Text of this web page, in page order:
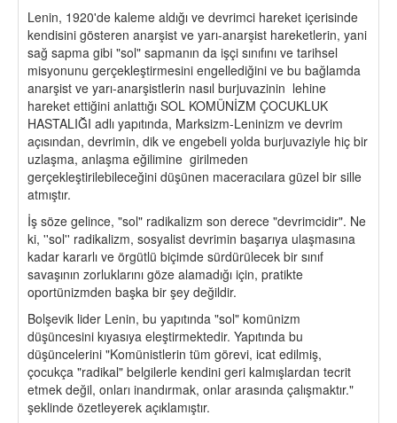
Lenin, 1920'de kaleme aldığı ve devrimci hareket içerisinde
kendisini gösteren anarşist ve yarı-anarşist hareketlerin, yani
sağ sapma gibi "sol" sapmanın da işçi sınıfını ve tarihsel
misyonunu gerçekleştirmesini engellediğini ve bu bağlamda
anarşist ve yarı-anarşistlerin nasıl burjuvazinin lehine
hareket ettiğini anlattığı SOL KOMÜNİZM ÇOCUKLUK
HASTALIĞI adlı yapıtında, Marksizm-Leninizm ve devrim
açısından, devrimin, dik ve engebeli yolda burjuvaziyle hiç bir
uzlaşma, anlaşma eğilimine girilmeden
gerçekleştirilebileceğini düşünen maceracılara güzel bir sille
atmıştır.
İş söze gelince, "sol" radikalizm son derece "devrimcidir". Ne
ki, ''sol'' radikalizm, sosyalist devrimin başarıya ulaşmasına
kadar kararlı ve örgütlü biçimde sürdürülecek bir sınıf
savaşının zorluklarını göze alamadığı için, pratikte
oportünizmden başka bir şey değildir.
Bolşevik lider Lenin, bu yapıtında "sol" komünizm
düşüncesini kıyasıya eleştirmektedir. Yapıtında bu
düşüncelerini "Komünistlerin tüm görevi, icat edilmiş,
çocukça "radikal" belgilerle kendini geri kalmışlardan tecrit
etmek değil, onları inandırmak, onlar arasında çalışmaktır."
şeklinde özetleyerek açıklamıştır.